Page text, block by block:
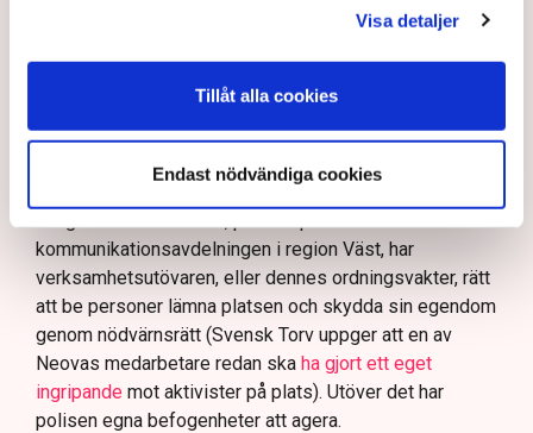
Visa detaljer
Tillåt alla cookies
Endast nödvändiga cookies
På sociala medier ifrågasätts det om allemansrätten
bör ge utrymme för aktivister att blockera en
tillståndsgiven verksamhet, och om inte polisen borde
och näringsverksamhet mot den typen av störningar.
Nu svarar polisen på kritiken.
kommunikationsavdelningen i region Väst, har
verksamhetsutövaren, eller dennes ordningsvakter, rätt
att be personer lämna platsen och skydda sin egendom
genom nödvärnsrätt (Svensk Torv uppger att en av
Neovas medarbetare redan ska ha gjort ett eget
ingripande mot aktivister på plats). Utöver det har
polisen egna befogenheter att agera.